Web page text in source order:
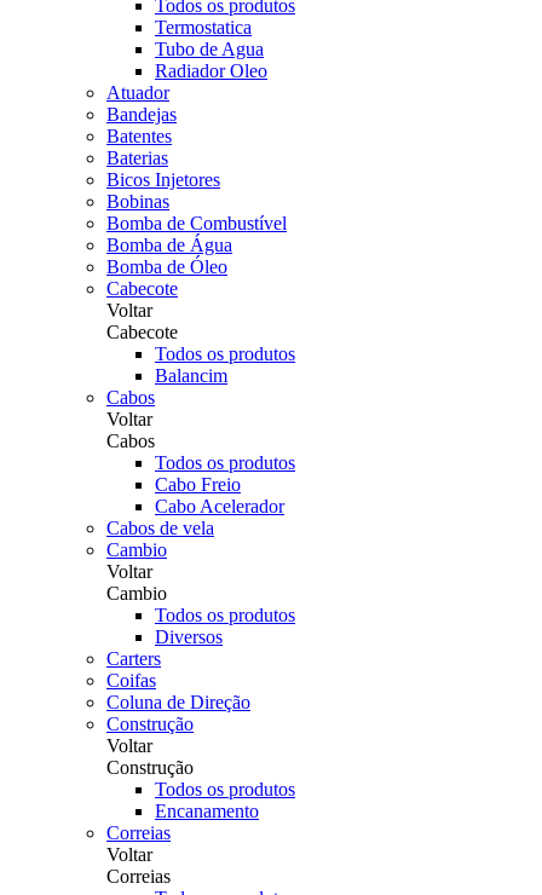
Todos os produtos
Termostatica
Tubo de Agua
Radiador Oleo
Atuador
Bandejas
Batentes
Baterias
Bicos Injetores
Bobinas
Bomba de Combustível
Bomba de Água
Bomba de Óleo
Cabecote
Voltar
Cabecote
Todos os produtos
Balancim
Cabos
Voltar
Cabos
Todos os produtos
Cabo Freio
Cabo Acelerador
Cabos de vela
Cambio
Voltar
Cambio
Todos os produtos
Diversos
Carters
Coifas
Coluna de Direção
Construção
Voltar
Construção
Todos os produtos
Encanamento
Correias
Voltar
Correias